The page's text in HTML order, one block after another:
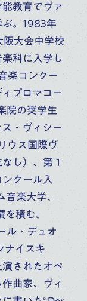
院（修士）
教育でヴァ
ぶ。1983年
阪大会中学校
科に入学し
楽コンクー
プロマコー
院の奨学生
・ヴィシー
ウス国際ヴ
し）、第１
クール入
楽大学、
積む。
ル・デュオ
ナイスキ
されたオペ
曲家、ヴィ